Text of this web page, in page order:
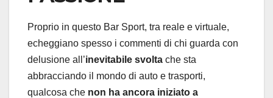
Proprio in questo Bar Sport, tra reale e virtuale,
echeggiano spesso i commenti di chi guarda con
delusione all’inevitabile svolta che sta
abbracciando il mondo di auto e trasporti,
qualcosa che non ha ancora iniziato a